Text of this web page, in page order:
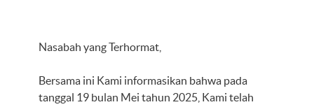
Nasabah yang Terhormat,
Bersama ini Kami informasikan bahwa pada
tanggal 19 bulan Mei tahun 2025, Kami telah